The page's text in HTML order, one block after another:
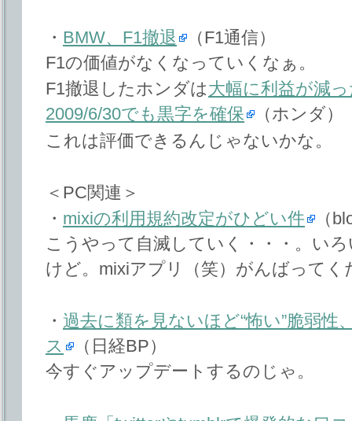
・ BMW、F1撤退
（F1通信）
F1の価値がなくなっていくなぁ。
F1撤退したホンダは大幅に利益が減
2009/6/30でも黒字を確保
（ホンダ）
これは評価できるんじゃないかな。
＜PC関連＞
・ mixiの利用規約改定がひどい件
（
こうやって自滅していく・・・。い
けど。mixiアプリ（笑）がんばってく
・ 過去に類を見ないほど“怖い”脆弱性
ス
（日経BP）
今すぐアップデートするのじゃ。